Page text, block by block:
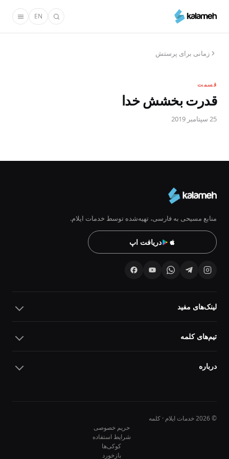
محتوای
EN
زمانی برای پرستش
قسمت
قدرت بخشش خدا
25 سپتامبر 2019
منابع مسیحی به فارسی، تهیه‌شده توسط خدمات ایلام.
دریافت اپ
لینک‌های مفید
تیم‌های کلمه
درباره
© 2026 خدمات ایلام · کلمه
حریم خصوصی
شرایط استفاده
کوکی‌ها
بازخورد
10